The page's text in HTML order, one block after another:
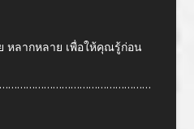
หลากหลาย เพื่อให้คุณรู้ก่อน